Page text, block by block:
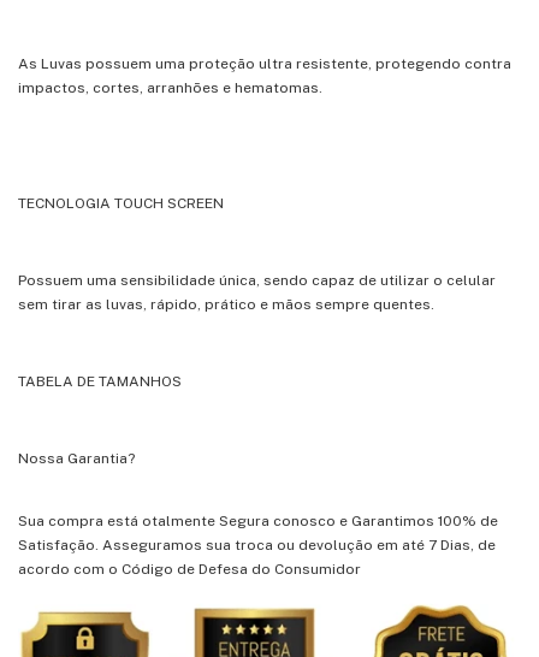
As Luvas possuem uma proteção ultra resistente, protegendo contra
impactos, cortes, arranhões e hematomas.
TECNOLOGIA TOUCH SCREEN
Possuem uma sensibilidade única, sendo capaz de utilizar o celular
sem tirar as luvas, rápido, prático e mãos sempre quentes.
TABELA DE TAMANHOS
Nossa Garantia?
Sua compra está otalmente Segura conosco e Garantimos 100% de
Satisfação. Asseguramos sua troca ou devolução em até 7 Dias, de
acordo com o Código de Defesa do Consumidor